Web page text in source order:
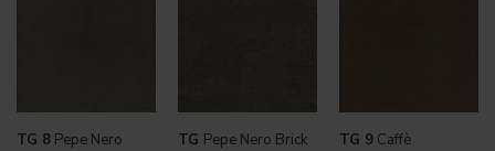
TG 8 Pepe Nero TG Pepe Nero Brick TG 9Caffè